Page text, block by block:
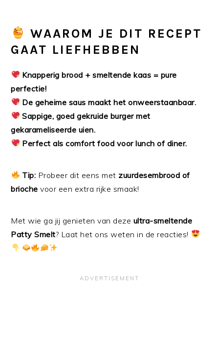
WAAROM JE DIT RECEPT
GAAT LIEFHEBBEN
Knapperig brood + smeltende kaas = pure
perfectie!
De geheime saus maakt het onweerstaanbaar.
Sappige, goed gekruide burger met
gekarameliseerde uien.
Perfect als comfort food voor lunch of diner.
Tip: Probeer dit eens met zuurdesembrood of
brioche voor een extra rijke smaak!
Met wie ga jij genieten van deze ultra-smeltende
Patty Smelt? Laat het ons weten in de reacties!